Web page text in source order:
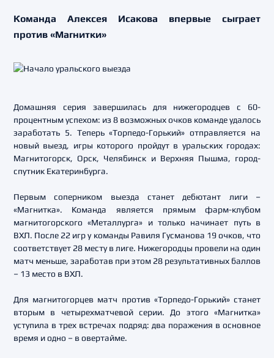
Команда Алексея Исакова впервые сыграет
против «Магнитки»
Домашняя серия завершилась для нижегородцев с 60-
процентным успехом: из 8 возможных очков команде удалось
заработать 5. Теперь «Торпедо-Горький» отправляется на
новый выезд, игры которого пройдут в уральских городах:
Магнитогорск, Орск, Челябинск и Верхняя Пышма, город-
спутник Екатеринбурга.
Первым соперником выезда станет дебютант лиги –
«Магнитка». Команда является прямым фарм-клубом
магнитогорского «Металлурга» и только начинает путь в
ВХЛ. После 22 игр у команды Равиля Гусманова 19 очков, что
соответствует 28 месту в лиге. Нижегородцы провели на один
матч меньше, заработав при этом 28 результативных баллов
– 13 место в ВХЛ.
Для магнитогорцев матч против «Торпедо-Горький» станет
вторым в четырехматчевой серии. До этого «Магнитка»
уступила в трех встречах подряд: два поражения в основное
время и одно – в овертайме.